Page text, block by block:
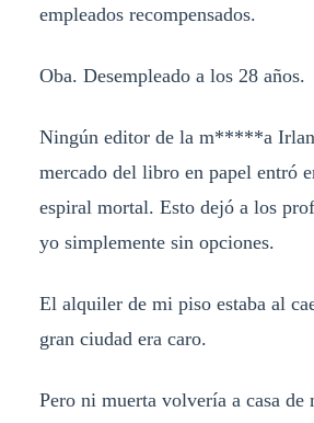
empleados recompensados.
Oba. Desempleado a los 28 años.
Ningún editor de la m*****a
mercado del libro en papel entró
espiral mortal. Esto dejó a los
yo simplemente sin opciones.
El alquiler de mi piso estaba al
gran ciudad era caro.
Pero ni muerta volvería a casa de